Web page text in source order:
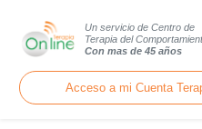
Un servicio de Centro de
Terapia del
Con mas de 45 años
Acceso a mi Cuenta